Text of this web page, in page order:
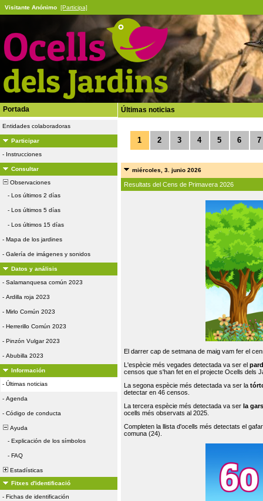
Visitante Anónimo [Participa]
Portada
Entidades colaboradoras
Participar
- Instrucciones
Consultar
Observaciones
- Los últimos 2 días
- Los últimos 5 días
- Los últimos 15 días
- Mapa de los jardines
- Galería de imágenes y sonidos
Datos y análisis
- Salamanquesa común 2023
- Ardilla roja 2023
- Mirlo Común 2023
- Herrerillo Común 2023
- Pinzón Vulgar 2023
- Abubilla 2023
Información
- Últimas noticias
- Agenda
- Código de conducta
Ayuda
- Explicación de los símbolos
- FAQ
Estadísticas
Fitxes d'identificació
- Fichas de identificación
Últimas noticias
1 2 3 4 5 6 7
miércoles, 3. junio 2026
Resultats del Cens de Primavera 2026
El darrer cap de setmana de maig vam fer el
L'espècie més vegades detectada va ser el
censos que s'han fet en el projecte Ocells dels
La segona espècie més detectada va ser la
detectar en 46 censos.
La tercera espècie més detectada va ser la
ocells més observats al 2025.
Completen la llista d'ocells més detectats el
comuna (24).